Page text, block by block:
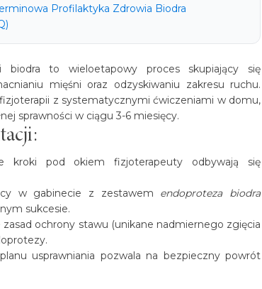
Profilaktyka Zdrowia Biodra
to wieloetapowy proces skupiający się
mięśni oraz odzyskiwaniu zakresu ruchu.
z systematycznymi ćwiczeniami w domu,
sprawności w ciągu 3-6 miesięcy.
kroki pod okiem fizjoterapeuty odbywają się
w gabinecie z zestawem endoproteza biodra
sukcesie.
ochrony stawu (unikane nadmiernego zgięcia
usprawniania pozwala na bezpieczny powrót